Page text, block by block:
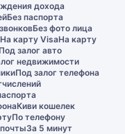
дохода
Без паспорта
Без фото лица
На карту VisaНа карту
Под залог авто
недвижимости
Под залог телефона
Киви кошелек
По телефону
За 5 минут